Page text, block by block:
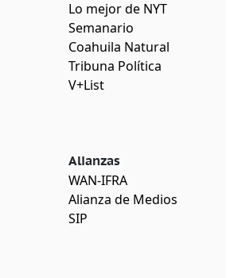
Lo mejor de NYT
Semanario
Coahuila Natural
Tribuna Política
V+List
Alianzas
WAN-IFRA
Alianza de Medios
SIP